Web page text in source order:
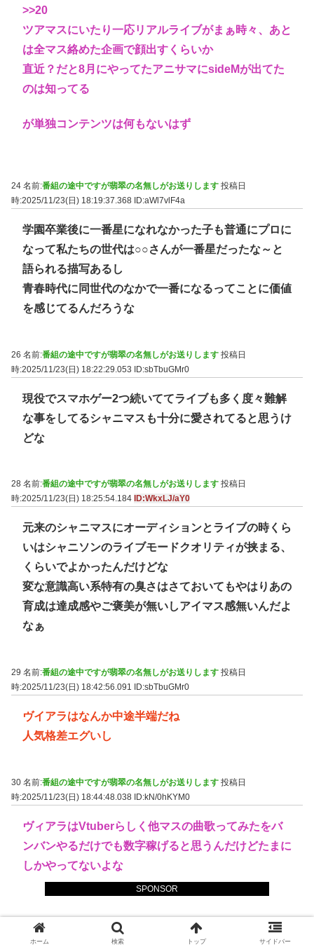
SPONSOR
>>20
ツアマスにいたり一応リアルライブがまぁ時々、あと
は全マス絡めた企画で顔出すくらいか
直近？だと8月にやってたアニサマにsideMが出てた
のは知ってる
が単独コンテンツは何もないはず
24 名前:番組の途中ですが翡翠の名無しがお送りします 投稿日
時:2025/11/23(日) 18:19:37.368 ID:aWl7vlF4a
学園卒業後に一番星になれなかった子も普通にプロに
なって私たちの世代は○○さんが一番星だったな～と
語られる描写あるし
青春時代に同世代のなかで一番になるってことに価値
を感じてるんだろうな
26 名前:番組の途中ですが翡翠の名無しがお送りします 投稿日
時:2025/11/23(日) 18:22:29.053 ID:sbTbuGMr0
現役でスマホゲー2つ続いててライブも多く度々難解
な事をしてるシャニマスも十分に愛されてると思うけ
どな
28 名前:番組の途中ですが翡翠の名無しがお送りします 投稿日
時:2025/11/23(日) 18:25:54.184 ID:WkxLJ/aY0
元来のシャニマスにオーディションとライブの時くら
いはシャニソンのライブモードクオリティが挟まる、
くらいでよかったんだけどな
変な意識高い系特有の臭さはさておいてもやはりあの
育成は達成感やご褒美が無いしアイマス感無いんだよ
なぁ
29 名前:番組の途中ですが翡翠の名無しがお送りします 投稿日
時:2025/11/23(日) 18:42:56.091
ID:sbTbuGMr0
ヴイアラはなんか中途半端だね
人気格差エグいし
30 名前:番組の途中ですが翡翠の名無しがお送りします 投稿日
時:2025/11/23(日) 18:44:48.038 ID:kN/0hKYM0
ヴィアラはVtuberらしく他マスの曲歌ってみたをバ
ンバンやるだけでも数字稼げると思うんだけどたまに
しかやってないよな
VIP
ホーム 検索 トップ サイドバー